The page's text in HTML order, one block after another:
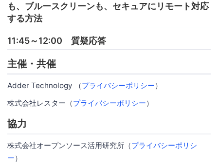
も、ブルースクリーンも、セキュアにリモート対応
する方法
11:45～12:00 質疑応答
主催・共催
Adder Technology （プライバシーポリシー）
株式会社レスター（プライバシーポリシー）
協力
株式会社オープンソース活用研究所（プライバシーポリシ
ー）